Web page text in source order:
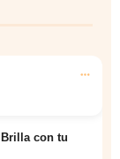
Brilla con tu